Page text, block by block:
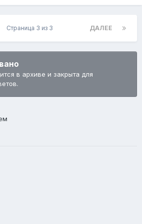
ДАЛЕЕ
Страница 3 из 3
в архиве и закрыта для